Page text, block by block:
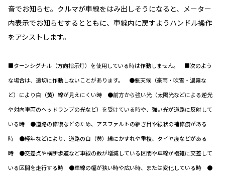
音でお知らせ。クルマが車線をはみ出しそうになると、メーター
内表示でお知らせするとともに、車線内に戻すようハンドル操作
をアシストします。
■ターンシグナル（方向指示灯）を使用している時は作動しません。 ■次のよう
な場合は、適切に作動しないことがあります。 ●悪天候（豪雨・吹雪・濃霧な
ど）により白（黄）線が見えにくい時 ●前方から強い光（太陽光などによる逆光
や対向車両のヘッドランプの光など）を受けている時や、強い光が道路に反射して
いる時 ●道路の修復などのため、アスファルトの継ぎ目や線状の補修痕がある
時 ●経年などにより、道路の白（黄）線にかすれや重複、タイヤ痕などがある
時 ●交差点や横断歩道など車線の数が増減している区間や車線が複雑に交差して
いる区間を走行する時 ●車線の幅が狭い時や広い時、または変化している時 ●